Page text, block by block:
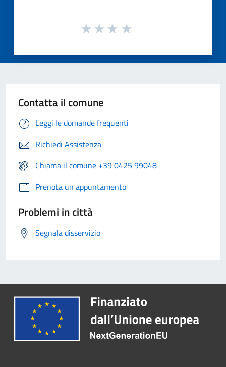
Contatta il comune
Leggi le domande frequenti
Richiedi Assistenza
Chiama il comune +39 0425 99048
Prenota un appuntamento
Problemi in città
Segnala disservizio